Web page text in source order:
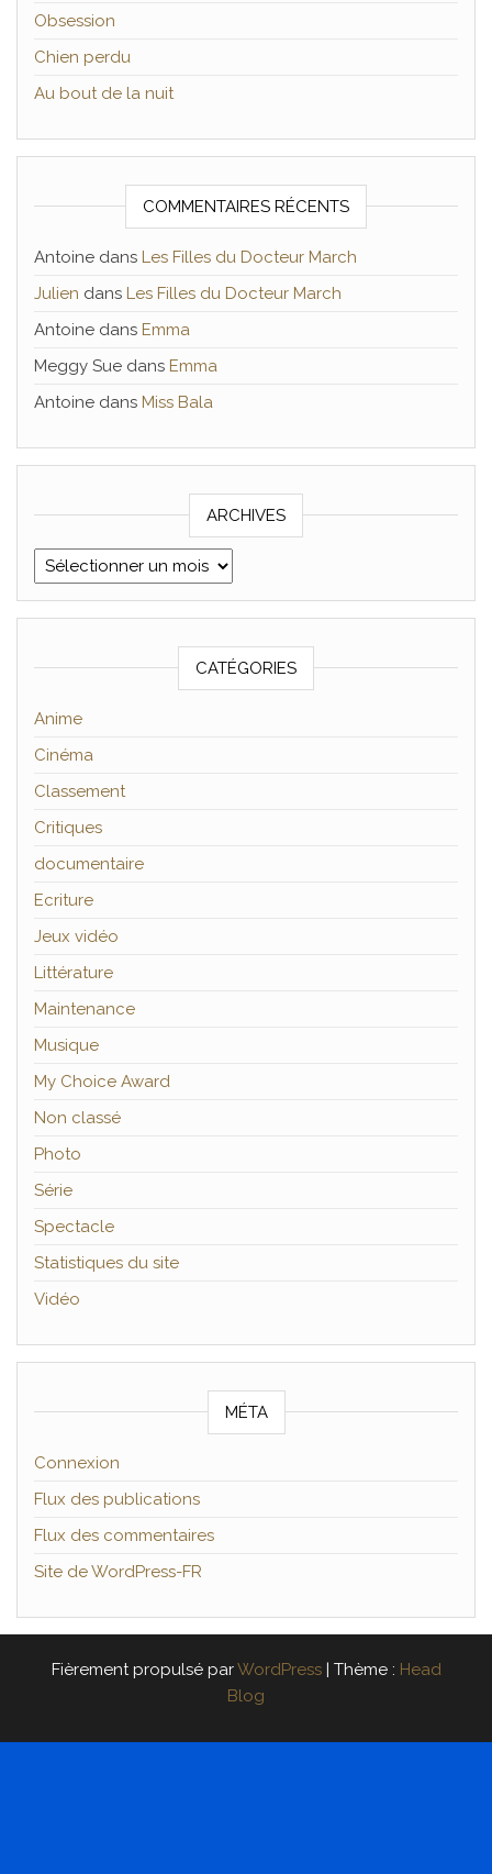
Obsession
Chien perdu
Au bout de la nuit
COMMENTAIRES RÉCENTS
Antoine dans Les Filles du Docteur March
Julien dans Les Filles du Docteur March
Antoine dans Emma
Meggy Sue dans Emma
Antoine dans Miss Bala
ARCHIVES
Archives
CATÉGORIES
Anime
Cinéma
Classement
Critiques
documentaire
Ecriture
Jeux vidéo
Littérature
Maintenance
Musique
My Choice Award
Non classé
Photo
Série
Spectacle
Statistiques du site
Vidéo
MÉTA
Connexion
Flux des publications
Flux des commentaires
Site de WordPress-FR
Fièrement propulsé parWordPress | Thème : Head
Blog